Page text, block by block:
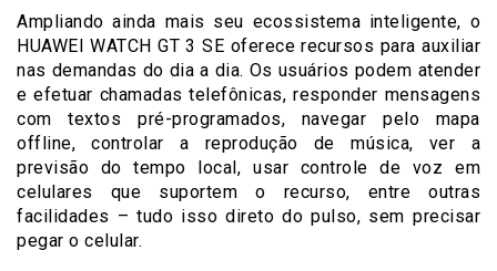
Ampliando ainda mais seu ecossistema inteligente, o
HUAWEI WATCH GT 3 SE oferece recursos para auxiliar
nas demandas do dia a dia. Os usuários podem atender
e efetuar chamadas telefônicas, responder mensagens
com textos pré-programados, navegar pelo mapa
offline, controlar a reprodução de música, ver a
previsão do tempo local, usar controle de voz em
celulares que suportem o recurso, entre outras
facilidades – tudo isso direto do pulso, sem precisar
pegar o celular.